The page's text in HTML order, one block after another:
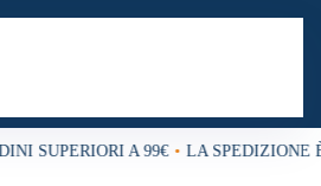
SUPERIORI A 99€ • LA SPEDIZIONE